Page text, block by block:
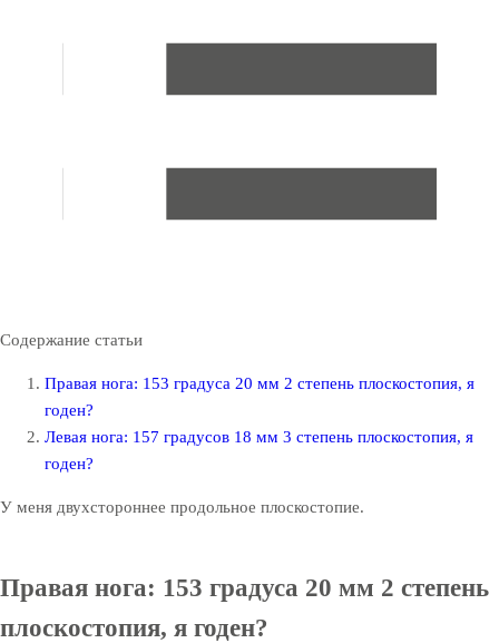
Содержание статьи
Правая нога: 153 градуса 20 мм 2 степень плоскостопия, я
годен?
Левая нога: 157 градусов 18 мм 3 степень плоскостопия, я
годен?
У меня двухстороннее продольное плоскостопие.
Правая нога: 153 градуса 20 мм 2 степень
плоскостопия, я годен?